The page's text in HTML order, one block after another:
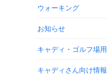
ウォーキング
お知らせ
キャディ・ゴルフ場
キャディさん向け情報